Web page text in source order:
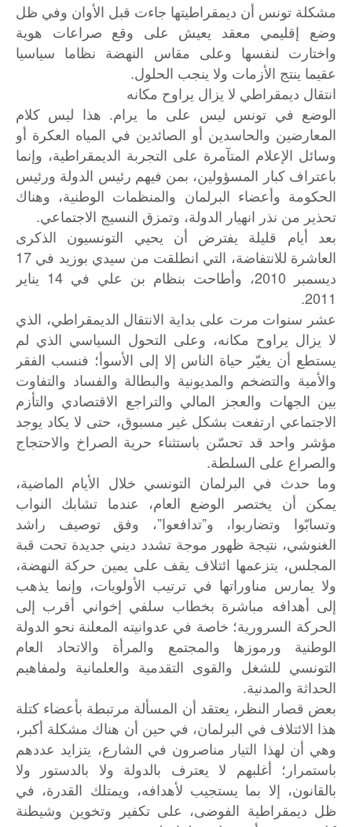
مشكلة تونس أن ديمقراطيتها جاءت قبل الأوان وفي ظل
وضع إقليمي معقد يعيش على وقع صراعات هوية
واختارت لنفسها وعلى مقاس النهضة نظاما سياسيا
عقيما ينتج الأزمات ولا ينجب الحلول.
انتقال ديمقراطي لا يزال يراوح مكانه
الوضع في تونس ليس على ما يرام. هذا ليس كلام
المعارضين والحاسدين أو الصائدين في المياه العكرة أو
وسائل الإعلام المتآمرة على التجربة الديمقراطية، وإنما
باعتراف كبار المسؤولين، بمن فيهم رئيس الدولة ورئيس
الحكومة وأعضاء البرلمان والمنظمات الوطنية، وهناك
تحذير من نذر انهيار الدولة، وتمزق النسيج الاجتماعي.
بعد أيام قليلة يفترض أن يحيي التونسيون الذكرى
العاشرة للانتفاضة، التي انطلقت من سيدي بوزيد في 17
ديسمبر 2010، وأطاحت بنظام بن علي في 14 يناير
2011.
عشر سنوات مرت على بداية الانتقال الديمقراطي، الذي
لا يزال يراوح مكانه، وعلى التحول السياسي الذي لم
يستطع أن يغيّر حياة الناس إلا إلى الأسوأ؛ فنسب الفقر
والأمية والتضخم والمديونية والبطالة والفساد والتفاوت
بين الجهات والعجز المالي والتراجع الاقتصادي والتأزم
الاجتماعي ارتفعت بشكل غير مسبوق، حتى لا يكاد يوجد
مؤشر واحد قد تحسّن باستثناء حرية الصراخ والاحتجاج
والصراع على السلطة.
وما حدث في البرلمان التونسي خلال الأيام الماضية،
يمكن أن يختصر الوضع العام، عندما تشابك النواب
وتسابّوا وتضاربوا، و”تدافعوا”، وفق توصيف راشد
الغنوشي، نتيجة ظهور موجة تشدد ديني جديدة تحت قبة
المجلس، يتزعمها ائتلاف يقف على يمين حركة النهضة،
ولا يمارس مناوراتها في ترتيب الأولويات، وإنما يذهب
إلى أهدافه مباشرة بخطاب سلفي إخواني أقرب إلى
الحركة السرورية؛ خاصة في عدوانيته المعلنة نحو الدولة
الوطنية ورموزها والمجتمع والمرأة والاتحاد العام
التونسي للشغل والقوى التقدمية والعلمانية ولمفاهيم
الحداثة والمدنية.
بعض قصار النظر، يعتقد أن المسألة مرتبطة بأعضاء كتلة
هذا الائتلاف في البرلمان، في حين أن هناك مشكلة أكبر،
وهي أن لهذا التيار مناصرون في الشارع، يتزايد عددهم
باستمرار؛ أغلبهم لا يعترف بالدولة ولا بالدستور ولا
بالقانون، إلا بما يستجيب لأهدافه، ويمتلك القدرة، في
ظل ديمقراطية الفوضى، على تكفير وتخوين وشيطنة